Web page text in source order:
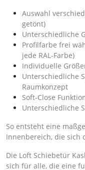
Auswahl
getönt)
Unterschiedliche
Profilfarbe frei
jede RAL-Farbe)
Individuelle
Unterschiedliche
Raumkonzept
Soft-Close
Unterschiedliche
So entsteht eine
Innenbereich, die sich
Die Loft Schiebetür
sich für alle, die eine